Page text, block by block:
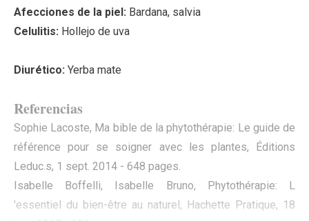
Afecciones de la piel: Bardana, salvia
Celulitis: Hollejo de uva
Diurético: Yerba mate
Referencias
Sophie Lacoste, Ma bible de la phytothérapie: Le guide de
référence pour se soigner avec les plantes, Éditions
Leduc.s, 1 sept. 2014 - 648 pages.
Isabelle Boffelli, Isabelle Bruno, Phytothérapie: L
'essentiel du bien-être au naturel, Hachette Pratique, 18